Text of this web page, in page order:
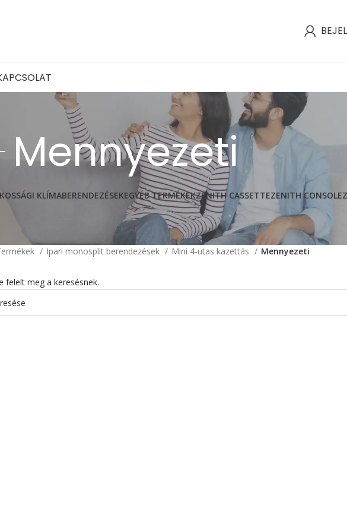
Mennyezeti
KLÍMABERENDEZÉSEKEGYÉB TERMÉKEKZENITH CASSETTEZENITH CONSOLE
Ipari monosplit berendezések Mini 4-utas kazettás Mennyezeti
felelt meg a keresésnek.